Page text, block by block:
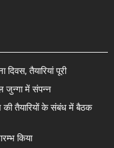
दिवस, तैयारियां पूरी
जुन्गा में संपन्न
की तैयारियों के संबंध में बैठक
किया